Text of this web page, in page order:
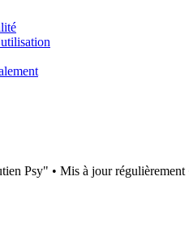
Psy" • Mis à jour régulièrement